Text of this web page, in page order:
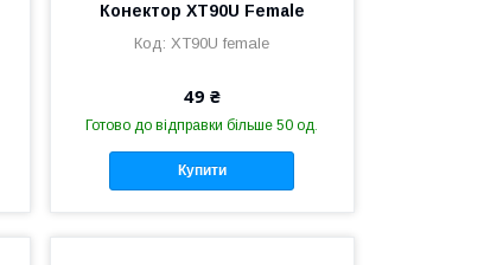
Конектор XT90U Female
XT90U female
49 ₴
Готово до відправки більше 50 од.
Купити